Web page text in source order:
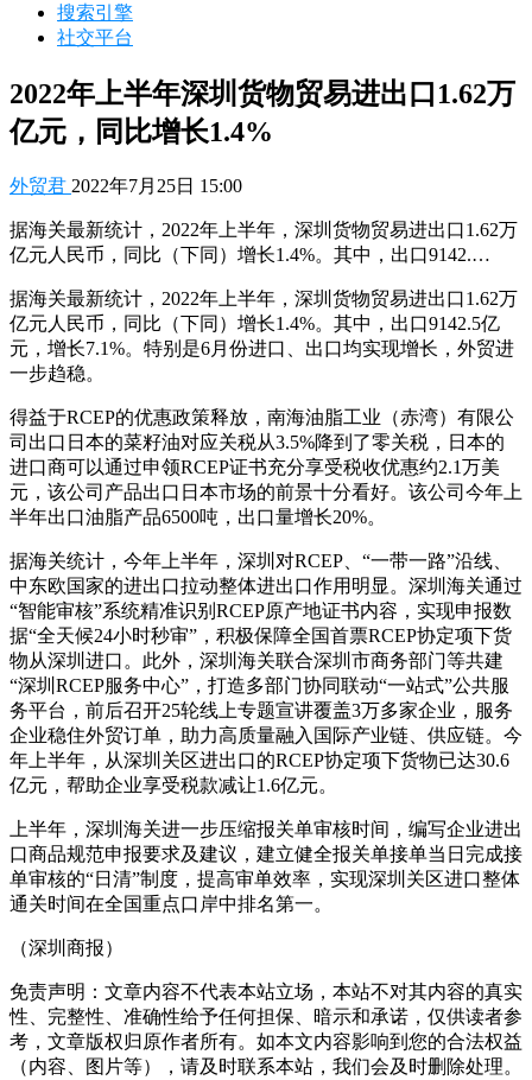
搜索引擎
社交平台
2022年上半年深圳货物贸易进出口1.62万
亿元，同比增长1.4%
外贸君 2022年7月25日 15:00
据海关最新统计，2022年上半年，深圳货物贸易进出口1.62万
亿元人民币，同比（下同）增长1.4%。其中，出口9142.…
据海关最新统计，2022年上半年，深圳货物贸易进出口1.62万
亿元人民币，同比（下同）增长1.4%。其中，出口9142.5亿
元，增长7.1%。特别是6月份进口、出口均实现增长，外贸进
一步趋稳。
得益于RCEP的优惠政策释放，南海油脂工业（赤湾）有限公
司出口日本的菜籽油对应关税从3.5%降到了零关税，日本的
进口商可以通过申领RCEP证书充分享受税收优惠约2.1万美
元，该公司产品出口日本市场的前景十分看好。该公司今年上
半年出口油脂产品6500吨，出口量增长20%。
据海关统计，今年上半年，深圳对RCEP、“一带一路”沿线、
中东欧国家的进出口拉动整体进出口作用明显。深圳海关通过
“智能审核”系统精准识别RCEP原产地证书内容，实现申报数
据“全天候24小时秒审”，积极保障全国首票RCEP协定项下货
物从深圳进口。此外，深圳海关联合深圳市商务部门等共建
“深圳RCEP服务中心”，打造多部门协同联动“一站式”公共服
务平台，前后召开25轮线上专题宣讲覆盖3万多家企业，服务
企业稳住外贸订单，助力高质量融入国际产业链、供应链。今
年上半年，从深圳关区进出口的RCEP协定项下货物已达30.6
亿元，帮助企业享受税款减让1.6亿元。
上半年，深圳海关进一步压缩报关单审核时间，编写企业进出
口商品规范申报要求及建议，建立健全报关单接单当日完成接
单审核的“日清”制度，提高审单效率，实现深圳关区进口整体
通关时间在全国重点口岸中排名第一。
（深圳商报）
免责声明：文章内容不代表本站立场，本站不对其内容的真实
性、完整性、准确性给予任何担保、暗示和承诺，仅供读者参
考，文章版权归原作者所有。如本文内容影响到您的合法权益
（内容、图片等），请及时联系本站，我们会及时删除处理。